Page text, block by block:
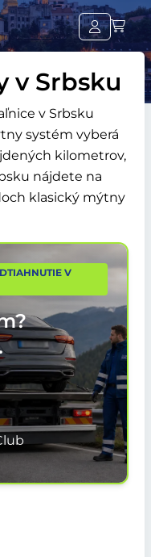
v Srbsku
v Srbsku
systém vyberá
kilometrov,
nájdete na
klasický mýtny
V